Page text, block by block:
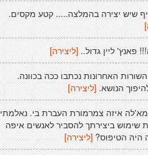
שיש יצירה בהמלצה..... קטע מקסים.
פאנץ' ליין גדול.. [ליצירה]
האחרונות נכתבו ככה בכוונה.
הנושא. [ליצירה]
איזה צמרמורת העברת בי. נאלמתי
שימוש ביצירתך להסביר לאנשים איפה
היה הטיפוס?[ליצירה]